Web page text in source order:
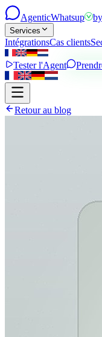
AgenticWhatsup by
Services
IntégrationsCas clients
Tester l'Agent
Retour au blog